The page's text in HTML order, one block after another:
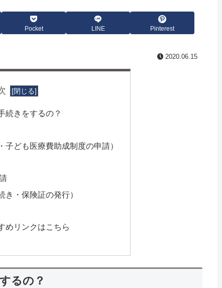
Pocket LINE Pinterest
2020.06.15
続きをするの？
ども医療費助成制度の申請）
・保険証の発行）
めリンクはこちら
るの？